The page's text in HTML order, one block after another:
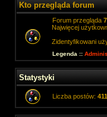
Kto przegląda forum
Forum przegląda
Najwięcej
Zidentyfikowani
Legenda ::
Statystyki
Liczba postów: